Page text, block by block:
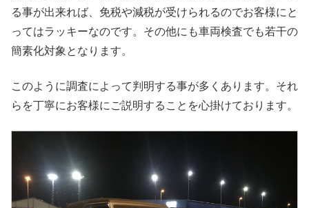
る事が出来れば、免税や減税が受けられるのでお客様にと
ってはラッキーなのです。その他にも車両検査でも若干の
簡素化対象となります。
このように調査によって判明する事が多くあります。それ
らを丁寧にお客様にご説明することを心掛けております。